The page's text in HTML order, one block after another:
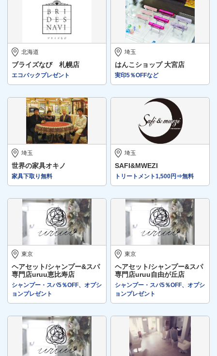
北海道
ブライズなび 札幌店
エコバックプレゼント
埼玉
はんこショップ 大宮店
実印5％OFFなど
埼玉
世界の家具オキノ
家具下取り無料
埼玉
SAFI&MWEZI
トリートメント1,500円⇒無料
東京
ヘアセット/シャンプー&スパ
専門店uruu恵比寿店
シャンプー・スパ5％OFF、オプシ
ョンプレゼント
東京
ヘアセット/シャンプー&スパ
専門店uruu自由が丘店
シャンプー・スパ5％OFF、オプシ
ョンプレゼント